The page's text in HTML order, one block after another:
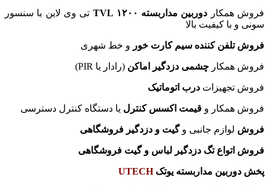
فروش همکار دوربین مداربسته ۱۲۰۰ TVL
تی وی لاین با سنسور
سونی و با کیفیت بالا
فروش تلفن کننده سیم کارت خور و خط شهری
فروش همکار چشمی دزدگیر اماکن (رادار یا PIR)
فروش تجهیزات درب اتوماتیک
فروش همکار و قیمت اکسس کنترل یا دستگاه کنترل دسترسی
فروش لوازم جانبی وگیت و دزدگیر فروشگاهی
فروش اتواع تگ دزدگیر لباس و گیت فروشگاهی
پخش دوربین مداربسته یوتک UTECH